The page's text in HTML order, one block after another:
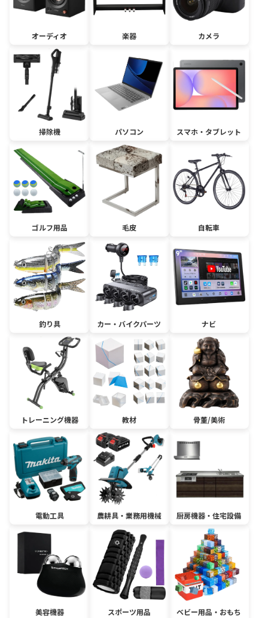
オーディオ 楽器 カメラ
掃除機 パソコン スマホ・タブレット
ゴルフ用品 毛皮 自転車
釣り具 カー・バイクパーツ ナビ
トレーニング機器 教材 骨董/美術
電動工具 農耕具・業務用機械 厨房機器・住宅設備
美容機器 スポーツ用品
ベビー用品・おもち